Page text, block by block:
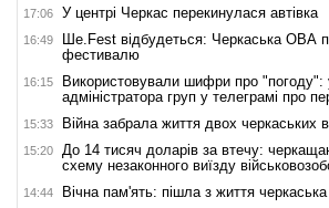
17:06 У центрі Черкас перекинулася автівка
16:49
Ше.Fest відбудеться: Черкаська ОВА
фестивалю
16:15
Використовували шифри про "погоду":
адміністратора груп у телеграмі про
15:33 Війна забрала життя двох черкаських
15:20
До 14 тисяч доларів за втечу:
схему незаконного виїзду
14:44 Вічна пам'ять: пішла з життя черкаська